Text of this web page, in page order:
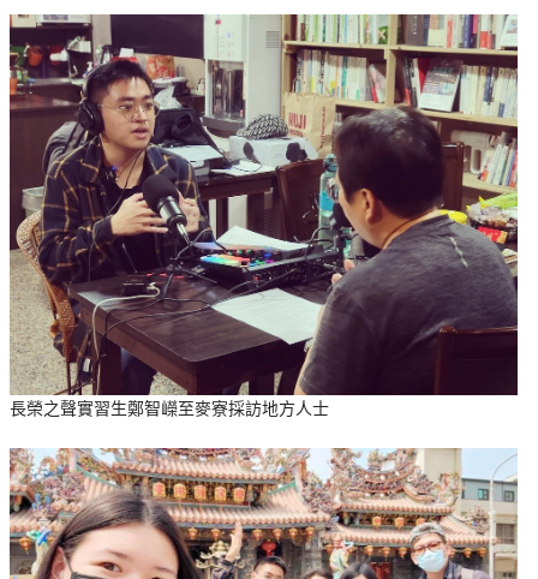
長榮之聲實習生鄭智嶸至麥寮採訪地方人士